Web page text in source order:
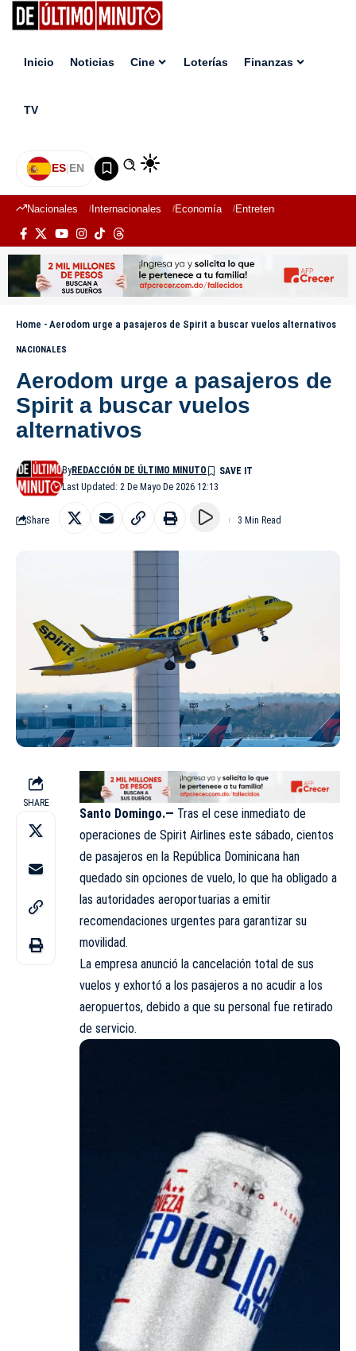
Inicio Noticias Cine Loterías Finanzas
TV
ES|EN
Nacionales Internacionales Economía Entretenimiento
Home - Aerodom urge a pasajeros de Spirit a buscar vuelos alternativos
NACIONALES
Aerodom urge a pasajeros de
Spirit a buscar vuelos
alternativos
Last Updated: 2 De Mayo De 2026 12:13
ByREDACCIÓN DE ÚLTIMO MINUTO
Share 3 Min Read
SHARE
Santo Domingo.— Tras el cese inmediato de
operaciones de Spirit Airlines este sábado, cientos
de pasajeros en la República Dominicana han
quedado sin opciones de vuelo, lo que ha obligado a
las autoridades aeroportuarias a emitir
recomendaciones urgentes para garantizar su
movilidad.
La empresa anunció la cancelación total de sus
vuelos y exhortó a los pasajeros a no acudir a los
aeropuertos, debido a que su personal fue retirado
de servicio.